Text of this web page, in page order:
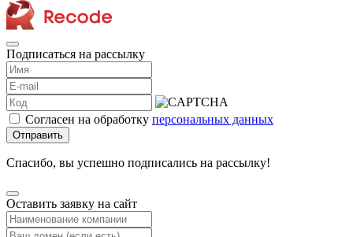
Подписаться на рассылку
Согласен на обработку персональных данных
Отправить
Спасибо, вы успешно подписались на рассылку!
Оставить заявку на сайт